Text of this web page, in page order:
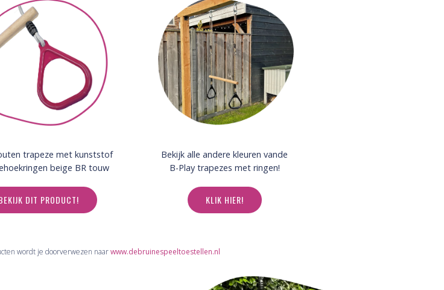
trapeze met kunststof
beige BR touw
DIT PRODUCT!
Bekijk alle andere kleuren vande
B-Play trapezes met ringen!
KLIK HIER!
wordt je doorverwezen naarwww.debruinespeeltoestellen.nl